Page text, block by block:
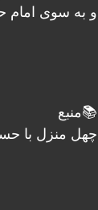
و به سوی امام
📚منبع
چهل منزل با